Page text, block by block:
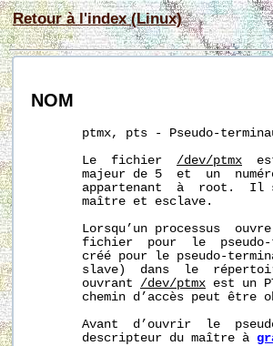
Retour à l'index (Linux)
NOM
ptmx, pts - Pseudo-
       Le  fichier
/dev/ptmx
majeur de 5  et  un
appartenant  à  root.  Il
       maître et esclave.
Lorsqu’un processus
fichier  pour  le
créé pour le pseudo-
slave)  dans  le
       ouvrant
/dev/ptmx est un
chemin d’accès peut être
Avant  d’ouvrir  le
       descripteur du maître à